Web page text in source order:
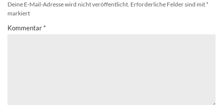
Deine E-Mail-Adresse wird nicht veröffentlicht. Erforderliche Felder sind mit *
markiert
Kommentar *